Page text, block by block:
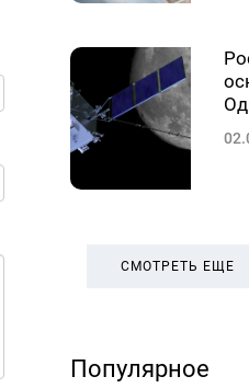
СМОТРЕТЬ ЕЩЕ
Популярное